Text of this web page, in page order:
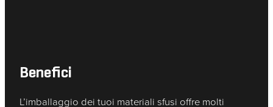
Benefici
L’imballaggio dei tuoi materiali sfusi offre molti